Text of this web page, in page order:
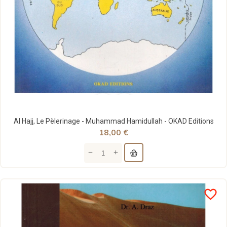
Al Hajj, Le Pèlerinage - Muhammad Hamidullah - OKAD Editions
18,00 €
favorite_border